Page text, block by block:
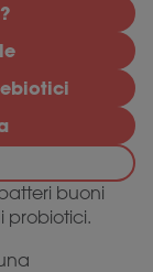
buoni
probiotici.